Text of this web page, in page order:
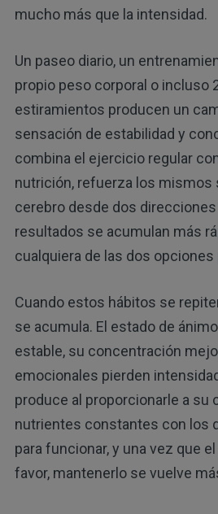
mucho más que la intensidad.
Un paseo diario, un
propio peso corporal o incluso
estiramientos producen un
sensación de estabilidad y
combina el ejercicio regular
nutrición, refuerza los mismos
cerebro desde dos direcciones
resultados se acumulan más
cualquiera de las dos opciones
Cuando estos hábitos se
se acumula. El estado de
estable, su concentración
emocionales pierden
produce al proporcionarle a su
nutrientes constantes con los
para funcionar, y una vez que
favor, mantenerlo se vuelve